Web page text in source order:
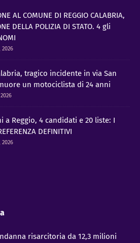
AL COMUNE DI REGGIO CALABRIA,
DELLA POLIZIA DI STATO. 4 gli
2026
tragico incidente in via San
un motociclista di 24 anni
a Reggio, 4 candidati e 20 liste: I
DEFINITIVI
2026
risarcitoria da 12,3 milioni